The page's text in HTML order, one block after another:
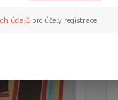
údajůpro účely registrace.